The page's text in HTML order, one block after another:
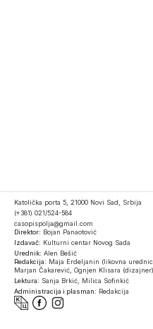
Katolička porta 5, 21000 Novi Sad, Srbija
(+381) 021/524-584
casopispolja@gmail.com
Direktor: Bojan Panaotović
Izdavač: Kulturni centar Novog Sada
Urednik: Alen Bešić
Redakcija: Maja Erdeljanin (likovna
Marjan Čakarević, Ognjen Klisara (dizajner)
Lektura: Sanja Brkić, Milica Sofinkić
Administracija i plasman: Redakcija